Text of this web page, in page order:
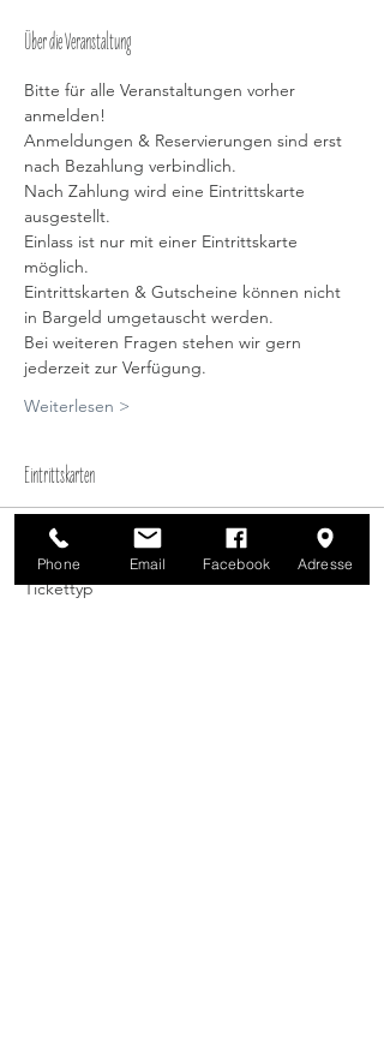
Über die Veranstaltung
Bitte für alle Veranstaltungen vorher
anmelden!
Anmeldungen & Reservierungen sind erst
nach Bezahlung verbindlich.
Nach Zahlung wird eine Eintrittskarte
ausgestellt.
Einlass ist nur mit einer Eintrittskarte
möglich.
Eintrittskarten & Gutscheine können nicht
in Bargeld umgetauscht werden.
Bei weiteren Fragen stehen wir gern
jederzeit zur Verfügung.
Weiterlesen >
Eintrittskarten
Verkauf beendet
Tickettyp
Phone Email Facebook Adresse